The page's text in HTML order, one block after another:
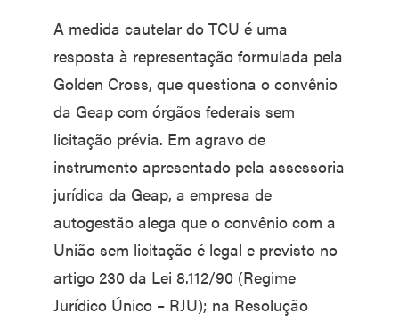
A medida cautelar do TCU é uma
resposta à representação formulada pela
Golden Cross, que questiona o convênio
da Geap com órgãos federais sem
licitação prévia. Em agravo de
instrumento apresentado pela assessoria
jurídica da Geap, a empresa de
autogestão alega que o convênio com a
União sem licitação é legal e previsto no
artigo 230 da Lei 8.112/90 (Regime
Jurídico Único – RJU); na Resolução